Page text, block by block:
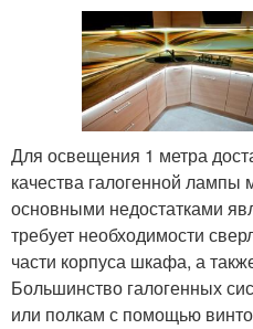
Для освещения 1 метра
качества галогенной
основными недостатками
требует необходимости
части корпуса шкафа, а
Большинство галогенных
или полкам с помощью